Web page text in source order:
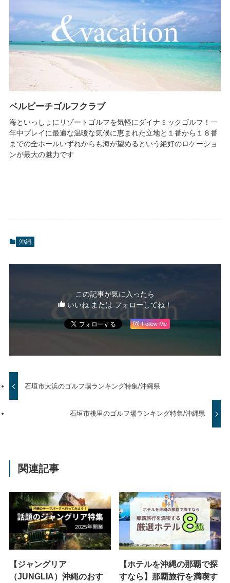
ベルビーチゴルフクラブ
海といっしょにリゾートゴルフを気軽にダイナミックゴルフ！一
年中プレイに最適な温暖な気候に恵まれた立地と１番から１８番
までの全ホールいずれからも海が望めるという絶好のロケーショ
ンが最大の魅力です
沖縄
この記事が気に入ったら
いいね または フォローしてね！
Follow Me
石垣市大浜のゴルフ場ランキング特集/沖縄県
石垣市桃里のゴルフ場ランキング特集/沖縄県
関連記事
【ジャングリア
（JUNGLIA）沖縄のおす
【ホテルを沖縄の那覇で探
すなら】那覇旅行を満喫す